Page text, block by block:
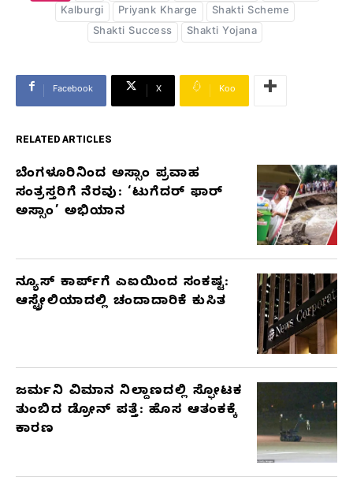
Kalburgi
Priyank Kharge
Shakti Scheme
Shakti Success
Shakti Yojana
Facebook X Koo
RELATED ARTICLES
RELATED
ARTICLES
ಬೆಂಗಳೂರಿನಿಂದ ಅಸ್ಸಾಂ ಪ್ರವಾಹ
ಸಂತ್ರಸ್ತರಿಗೆ ನೆರವು: ‘ಟುಗೆದರ್ ಫಾರ್
ಅಸ್ಸಾಂ’ ಅಭಿಯಾನ
ನ್ಯೂಸ್ ಕಾರ್ಪ್‌ಗೆ ಎಐಯಿಂದ ಸಂಕಷ್ಟ:
ಆಸ್ಟ್ರೇಲಿಯಾದಲ್ಲಿ ಚಂದಾದಾರಿಕೆ ಕುಸಿತ
ಜರ್ಮನಿ ವಿಮಾನ ನಿಲ್ದಾಣದಲ್ಲಿ ಸ್ಫೋಟಕ
ತುಂಬಿದ ಡ್ರೋನ್ ಪತ್ತೆ: ಹೊಸ ಆತಂಕಕ್ಕೆ
ಕಾರಣ